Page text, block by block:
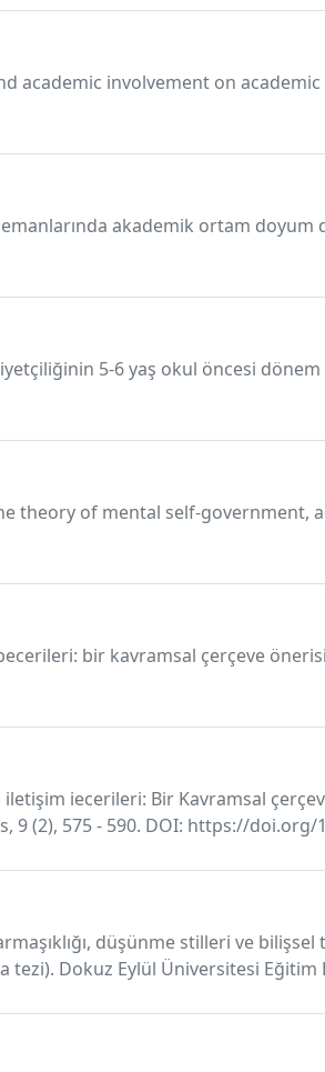
academic involvement on
akademik ortam
5-6 yaş okul öncesi
theory of mental self-government,
bir kavramsal çerçeve
iletişim iecerileri: Bir Kavramsal
(2), 575 - 590. DOI: https://doi.org/
düşünme stilleri ve
Dokuz Eylül Üniversitesi Eğitim